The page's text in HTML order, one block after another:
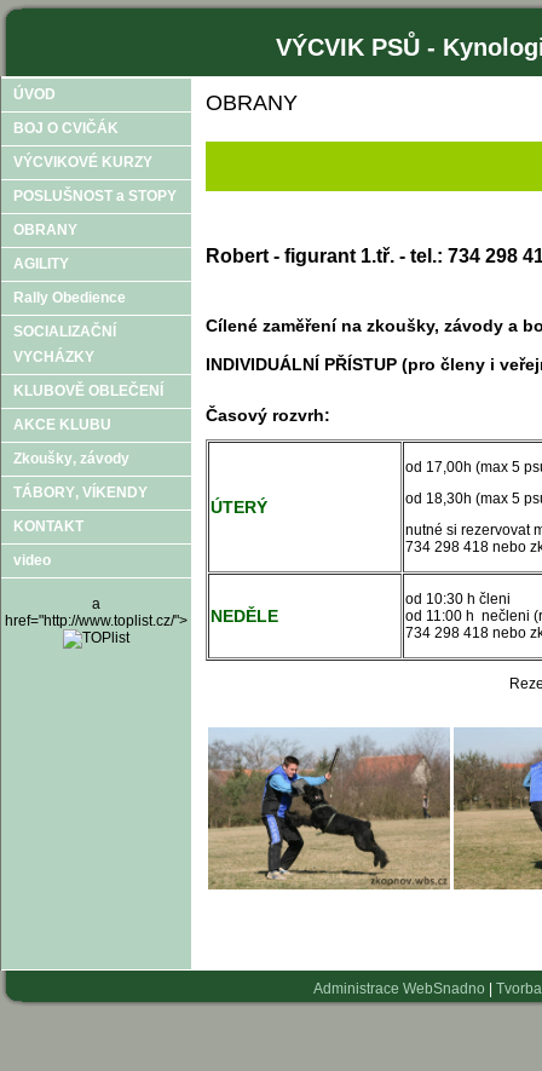
VÝCVIK PSŮ -
ÚVOD
BOJ O CVIČÁK
VÝCVIKOVÉ KURZY
POSLUŠNOST a STOPY
OBRANY
AGILITY
Rally Obedience
SOCIALIZAČNÍ
VYCHÁZKY
KLUBOVĚ OBLEČENÍ
AKCE KLUBU
Zkoušky‚ závody
TÁBORY‚ VÍKENDY
KONTAKT
video
a
href="http://www.toplist.cz/">
OBRANY
Robert - figurant 1.tř. - tel.: 734 298
Cílené zaměření na zkoušky, závody a
INDIVIDUÁLNÍ PŘÍSTUP (pro členy i
Časový rozvrh:
ÚTERÝ
od 17,00h (max 5
od 18,30h (max 5
nutné si rezervovat
734 298 418 nebo
NEDĚLE
od 10:30 h členi
od 11:00 h nečleni
734 298 418 nebo
Administrace WebSnadno |